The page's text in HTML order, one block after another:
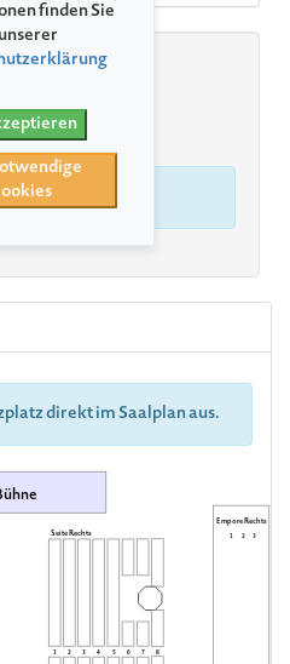
direkt im Saalplan aus.
Empore Rechts
Seite Rechts 1 2 3
1 2 3 4 5 6 7 8
finden Sie